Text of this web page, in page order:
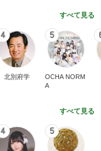
すべて見る
4
北別府学
5
OCHA NORM
A
すべて見る
4 5